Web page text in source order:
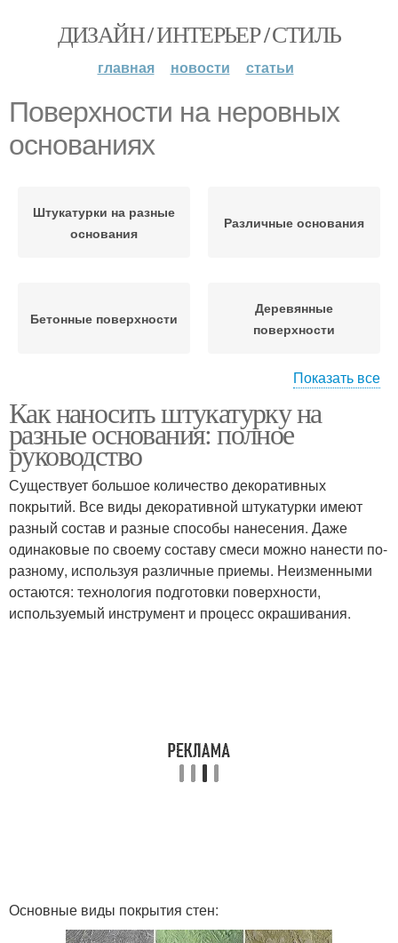
ДИЗАЙН / ИНТЕРЬЕР / СТИЛЬ
главная новости статьи
Поверхности на неровных
основаниях
Штукатурки на разные
основания
Различные основания
Бетонные поверхности
Деревянные
поверхности
металлические
поверхности
оснований
Показать все
Как наносить штукатурку на
разные основания: полное
руководство
Существует большое количество декоративных
покрытий. Все виды декоративной штукатурки имеют
разный состав и разные способы нанесения. Даже
одинаковые по своему составу смеси можно нанести по-
разному, используя различные приемы. Неизменными
остаются: технология подготовки поверхности,
используемый инструмент и процесс окрашивания.
Основные виды покрытия стен: